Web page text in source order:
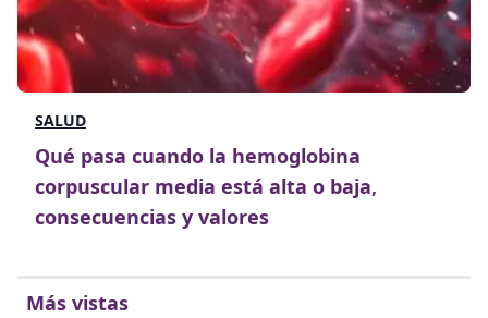
SALUD
Qué pasa cuando la hemoglobina
corpuscular media está alta o baja,
consecuencias y valores
Más vistas